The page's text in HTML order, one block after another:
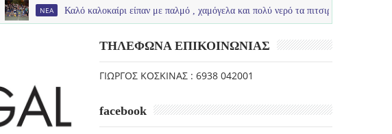
Καλό καλοκαίρι είπαν με παλμό , χαμόγελα και πολύ νερό τα πιτσιρίκια μας ...
ΤΗΛΕΦΩΝΑ ΕΠΙΚΟΙΝΩΝΙΑΣ
ΓΙΩΡΓΟΣ ΚΟΣΚΙΝΑΣ : 6938 042001
facebook